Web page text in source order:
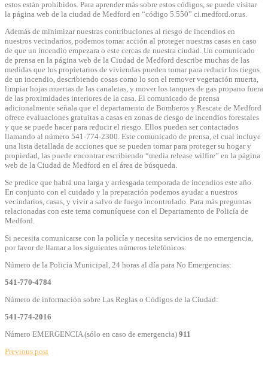
estos están prohibidos. Para aprender más sobre estos códigos, se puede visitar
la página web de la ciudad de Medford en “código 5.550” ci.medford.or.us.
Además de minimizar nuestras contribuciones al riesgo de incendios en
nuestros vecindarios, podemos tomar acción al proteger nuestras casas en caso
de que un incendio empezara o este cercas de nuestra ciudad. Un comunicado
de prensa en la página web de la Ciudad de Medford describe muchas de las
medidas que los propietarios de viviendas pueden tomar para reducir los riegos
de un incendio, describiendo cosas como lo son el remover vegetación muerta,
limpiar hojas muertas de las canaletas, y mover los tanques de gas propano fuera
de las proximidades interiores de la casa. El comunicado de prensa
adicionalmente señala que el departamento de Bomberos y Rescate de Medford
ofrece evaluaciones gratuitas a casas en zonas de riesgo de incendios forestales
y que se puede hacer para reducir el riesgo. Ellos pueden ser contactados
llamando al número 541-774-2300. Este comunicado de prensa, el cual incluye
una lista detallada de acciones que se pueden tomar para proteger su hogar y
propiedad, las puede encontrar escribiendo “media release wilfire” en la página
web de la Ciudad de Medford en el área de búsqueda.
Se predice que habrá una larga y arriesgada temporada de incendios este año.
En conjunto con el cuidado y la preparación podemos ayudar a nuestros
vecindarios, casas, y vivir a salvo de fuego incontrolado. Para más preguntas
relacionadas con este tema comuníquese con el Departamento de Policía de
Medford.
Si necesita comunicarse con la policía y necesita servicios de no emergencia,
por favor de llamar a los siguientes números telefónicos:
Número de la Policía Municipal, 24 horas al día para No Emergencias:
541-770-4784
Número de información sobre Las Reglas o Códigos de la Ciudad:
541-774-2016
Número EMERGENCIA (sólo en caso de emergencia) 911
Previous post